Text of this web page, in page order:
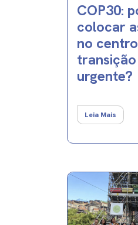
COP30:
colocar
no
urgente?
Leia Mais